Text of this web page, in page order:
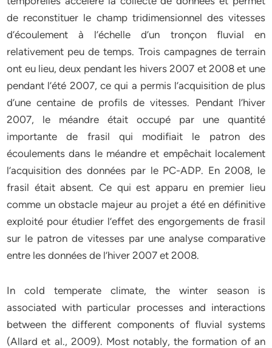
de reconstituer le champ tridimensionnel des vitesses
d’écoulement à l’échelle d’un tronçon fluvial en
relativement peu de temps. Trois campagnes de terrain
ont eu lieu, deux pendant les hivers 2007 et 2008 et une
pendant l’été 2007, ce qui a permis l’acquisition de plus
d’une centaine de profils de vitesses. Pendant l’hiver
2007, le méandre était occupé par une quantité
importante de frasil qui modifiait le patron des
écoulements dans le méandre et empêchait localement
l’acquisition des données par le PC-ADP. En 2008, le
frasil était absent. Ce qui est apparu en premier lieu
comme un obstacle majeur au projet a été en définitive
exploité pour étudier l’effet des engorgements de frasil
sur le patron de vitesses par une analyse comparative
entre les données de l’hiver 2007 et 2008.
In coId temperate climate, the winter season is
associated with particular processes and interactions
between the different components of fluvial systems
(Allard et al., 2009). Most notably, the formation of an